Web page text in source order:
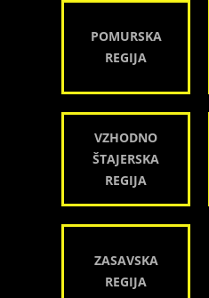
POMURSKA
REGIJA
VZHODNO
ŠTAJERSKA
REGIJA
ZASAVSKA
REGIJA